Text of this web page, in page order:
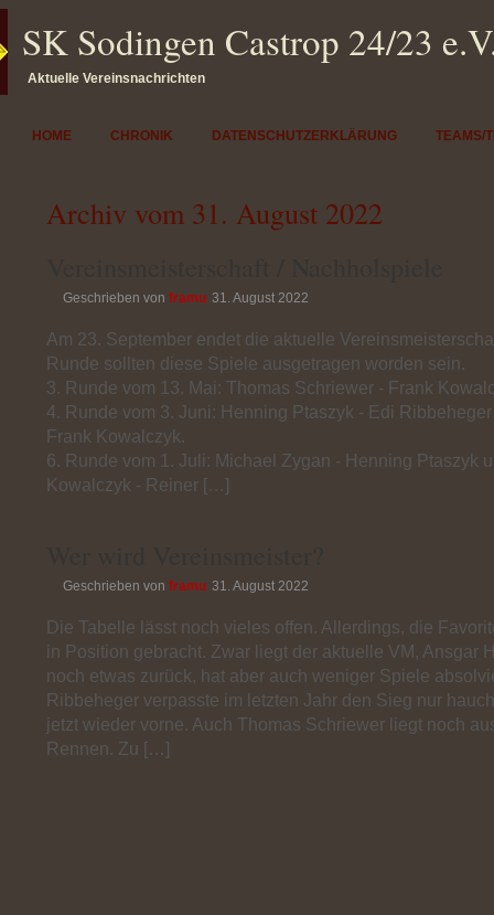
SK Sodingen Castrop 24/23
Aktuelle Vereinsnachrichten
HOME CHRONIK DATENSCHUTZERKLÄRUNG TEAMS/
Archiv vom 31. August 2022
Geschrieben von framu 31. August 2022
Am 23. September endet die aktuelle
Runde sollten diese Spiele ausgetragen worden sein.
3. Runde vom 13. Mai: Thomas Schriewer - Frank
4. Runde vom 3. Juni: Henning Ptaszyk - Edi
Frank Kowalczyk.
6. Runde vom 1. Juli: Michael Zygan - Henning Ptaszyk
Kowalczyk - Reiner […]
Geschrieben von framu 31. August 2022
Die Tabelle lässt noch vieles offen. Allerdings, die
in Position gebracht. Zwar liegt der aktuelle VM, Ansgar
noch etwas zurück, hat aber auch weniger Spiele
Ribbeheger verpasste im letzten Jahr den Sieg nur
jetzt wieder vorne. Auch Thomas Schriewer liegt noch
Rennen. Zu […]